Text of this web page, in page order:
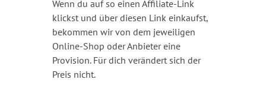
Wenn du auf so einen Affiliate-Link
klickst und über diesen Link einkaufst,
bekommen wir von dem jeweiligen
Online-Shop oder Anbieter eine
Provision. Für dich verändert sich der
Preis nicht.